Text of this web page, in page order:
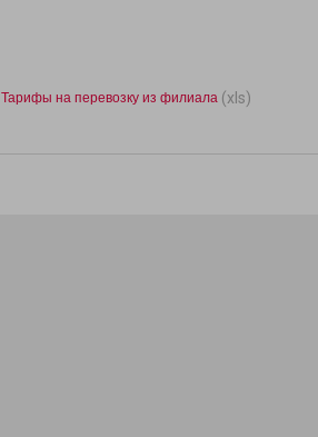
Тарифы на перевозку из филиала (xls)